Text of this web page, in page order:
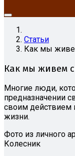
Статьи
Как мы
Как мы живем
Многие люди,
предназначении
своим действием
жизни.
Фото из личного
Колесник